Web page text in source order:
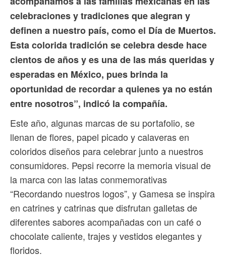
celebraciones y tradiciones que alegran y
definen a nuestro país, como el Día de Muertos.
Esta colorida tradición se celebra desde hace
cientos de años y es una de las más queridas y
esperadas en México, pues brinda la
oportunidad de recordar a quienes ya no están
entre nosotros”, indicó la compañía.
Este año, algunas marcas de su portafolio, se
llenan de flores, papel picado y calaveras en
coloridos diseños para celebrar junto a nuestros
consumidores. Pepsi recorre la memoria visual de
la marca con las latas conmemorativas
“Recordando nuestros logos”, y Gamesa se inspira
en catrines y catrinas que disfrutan galletas de
diferentes sabores acompañadas con un café o
chocolate caliente, trajes y vestidos elegantes y
floridos.